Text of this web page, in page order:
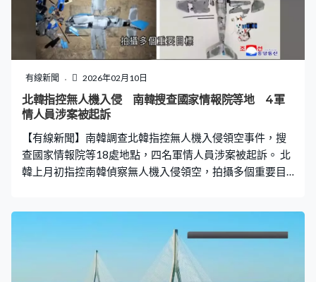
房屋或阻止開發。 巴勒斯坦自治政府主席阿巴斯批評以色
列企圖將非法擴張行為合法化，要求美國和聯合國立即介
入。多國亦反對英國稱任何改變巴勒斯坦建國的企圖都是
不可接受，沙特阿拉伯、約旦、阿聯酋、土耳其等八國外
長發聲明強烈譴責以色列試圖非法吞併西岸，破壞兩國方
案前景。 美國白宮重申總統特朗普立場不支持以色列吞併
西岸，西岸穩定有助保障以色列的安全，亦符合華府實現
有線新聞 2026年02月10日
北韓指控無人機入侵 南韓搜查國家情報院等地 4軍
情人員涉案被起訴
【有線新聞】南韓調查北韓指控無人機入侵領空事件，搜
查國家情報院等18處地點，四名軍情人員涉案被起訴。 北
韓上月初指控南韓偵察無人機入侵領空，拍攝多個重要目
地點，根據《航空安全法》起訴三名軍人和一名情報院職
員 ，稱會嚴格調查嫌疑人和分析繳獲證據調查真相。 當局
早前指控另外三名公民涉嫌操控無人機為北韓提供攻擊南